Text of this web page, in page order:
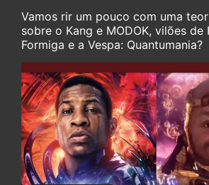
Vamos rir um pouco com uma
sobre o Kang e MODOK, vilões de
Formiga e a Vespa: Quantumania?